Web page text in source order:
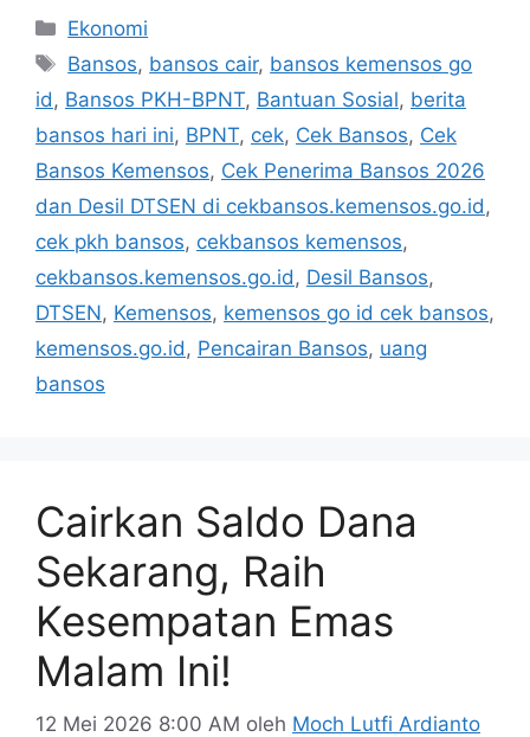
Kategori
Ekonomi
Tag
Bansos, bansos cair, bansos kemensos go
id, Bansos PKH-BPNT, Bantuan Sosial, berita
bansos hari ini, BPNT, cek, Cek Bansos, Cek
Bansos Kemensos, Cek Penerima Bansos 2026
dan Desil DTSEN di cekbansos.kemensos.go.id,
cek pkh bansos, cekbansos kemensos,
cekbansos.kemensos.go.id, Desil Bansos,
DTSEN, Kemensos, kemensos go id cek bansos,
kemensos.go.id, Pencairan Bansos, uang
bansos
Cairkan Saldo Dana
Sekarang, Raih
Kesempatan Emas
Malam Ini!
12 Mei 2026 8:00 AM oleh Moch Lutfi Ardianto